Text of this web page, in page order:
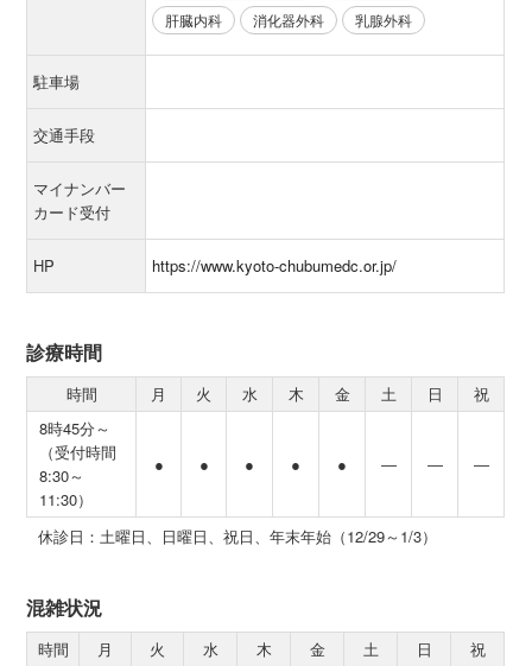
肝臓内科
消化器外科 乳腺外科
駐車場
交通手段
マイナンバー
カード受付
HP https://www.kyoto-chubumedc.or.jp/
診療時間
時間 月 火 水 木 金 土 日
祝
8時45分～
（受付時間
8:30～
11:30）
● ● ● ● ● ― ― ―
休診日：土曜日、日曜日、祝日、年末年始（12/29～1/3）
混雑状況
時間 月 火 水 木 金 土 日
祝